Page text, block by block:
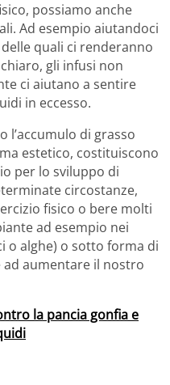
possiamo anche
Ad esempio aiutandoci
quali ci renderanno
gli infusi non
ci aiutano a sentire
in eccesso.
l’accumulo di grasso
estetico, costituiscono
per lo sviluppo di
circostanze,
fisico o bere molti
ad esempio nei
o alghe) o sotto forma di
aumentare il nostro
la pancia gonfia e